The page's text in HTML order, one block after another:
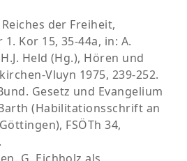
der Freiheit,
Kor 15, 35-44a, in: A.
Held (Hg.), Hören und
Vluyn 1975, 239-252.
Gesetz und Evangelium
(Habilitationsschrift an
FSÖTh 34,